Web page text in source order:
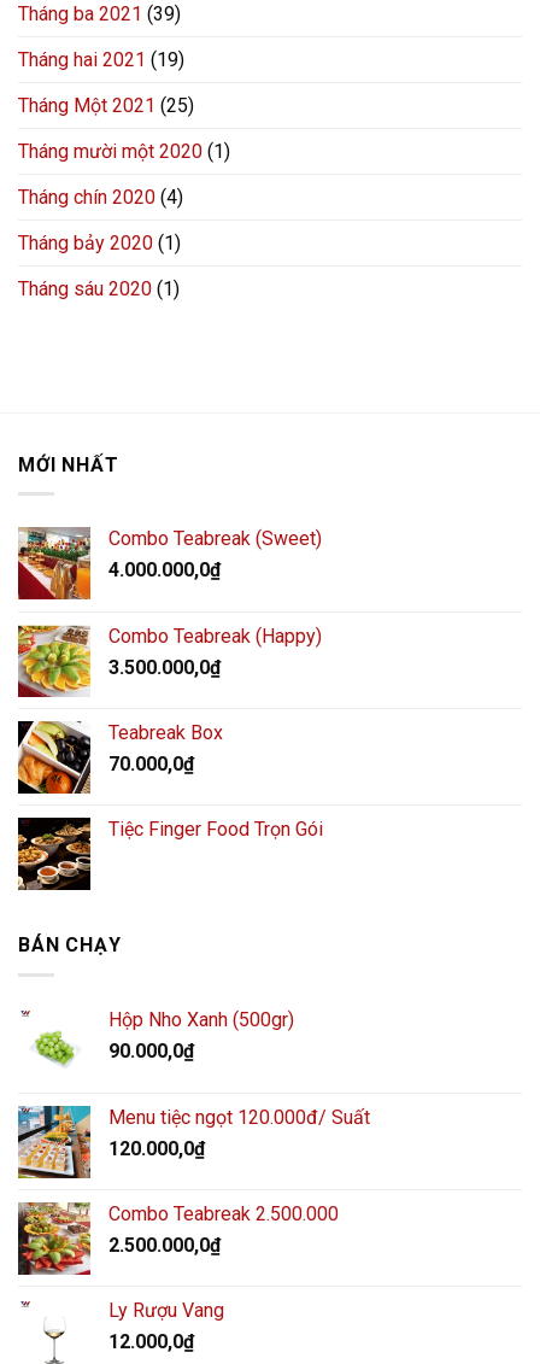
Tháng ba 2021 (39)
Tháng hai 2021 (19)
Tháng Một 2021 (25)
Tháng mười một 2020 (1)
Tháng chín 2020 (4)
Tháng bảy 2020 (1)
Tháng sáu 2020 (1)
MỚI NHẤT
Combo Teabreak (Sweet)
4.000.000,0₫
Combo Teabreak (Happy)
3.500.000,0₫
Teabreak Box
70.000,0₫
Tiệc Finger Food Trọn Gói
BÁN CHẠY
Hộp Nho Xanh (500gr)
90.000,0₫
Menu tiệc ngọt 120.000đ/ Suất
120.000,0₫
Combo Teabreak 2.500.000
2.500.000,0₫
Ly Rượu Vang
12.000,0₫